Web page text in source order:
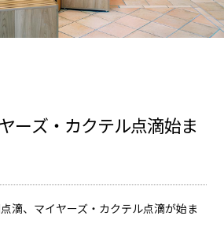
ーズ・カクテル点滴始ま
滴、マイヤーズ・カクテル点滴が始ま